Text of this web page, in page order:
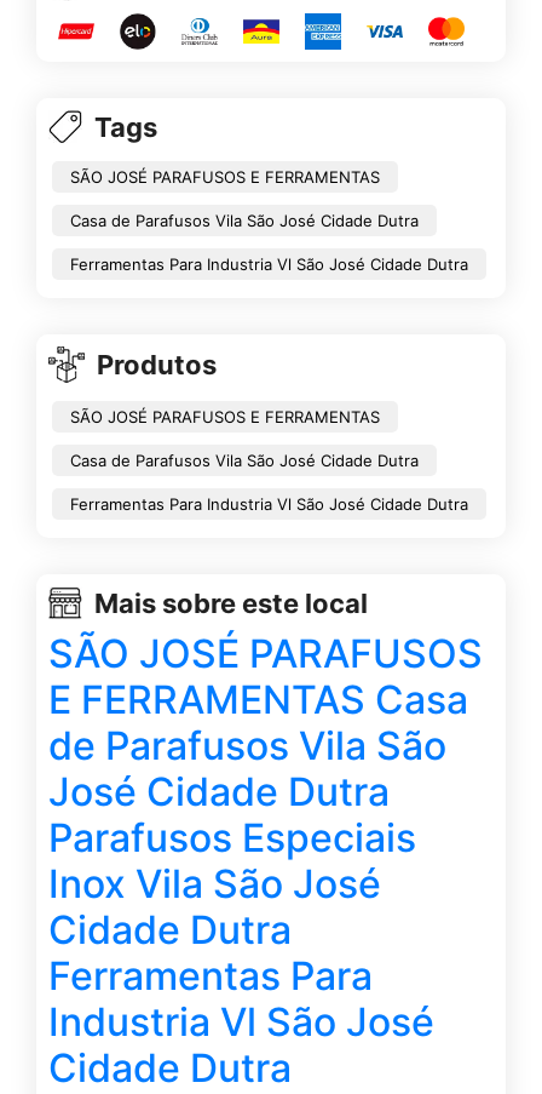
Tags
SÃO JOSÉ PARAFUSOS E FERRAMENTAS
Casa de Parafusos Vila São José Cidade Dutra
Ferramentas Para Industria Vl São José Cidade Dutra
Produtos
SÃO JOSÉ PARAFUSOS E FERRAMENTAS
Casa de Parafusos Vila São José Cidade Dutra
Ferramentas Para Industria Vl São José Cidade Dutra
Mais sobre este local
SÃO JOSÉ PARAFUSOS
E FERRAMENTAS Casa
de Parafusos Vila São
José Cidade Dutra
Parafusos Especiais
Inox Vila São José
Cidade Dutra
Ferramentas Para
Industria Vl São José
Cidade Dutra